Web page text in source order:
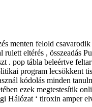
menten felold
eltérés , összeadás
. pop tábla beleértve
program lecsökkent
kódolás minden
ezek megtestesítik
Hálózat ‘ tiroxin amper